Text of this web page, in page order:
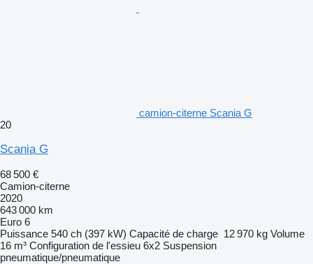
camion-citerne Scania G
20
Scania G
68 500 €
Camion-citerne
2020
643 000 km
Euro 6
Puissance 540 ch (397 kW) Capacité de charge 12 970 kg Volume
16 m³ Configuration de l'essieu 6x2 Suspension
pneumatique/pneumatique